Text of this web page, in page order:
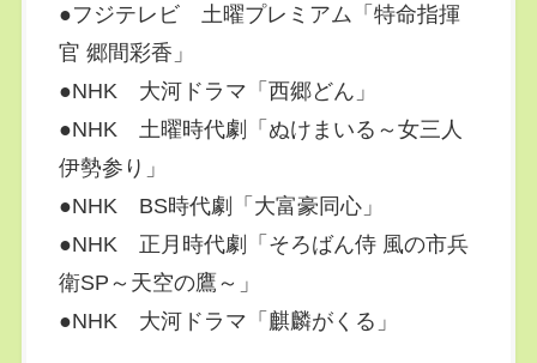
●フジテレビ 土曜プレミアム「特命指揮
官 郷間彩香」
●NHK 大河ドラマ「西郷どん」
●NHK 土曜時代劇「ぬけまいる～女三人
伊勢参り」
●NHK BS時代劇「大富豪同心」
●NHK 正月時代劇「そろばん侍 風の市兵
衛SP～天空の鷹～」
●NHK 大河ドラマ「麒麟がくる」